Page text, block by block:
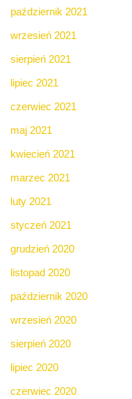
październik 2021
wrzesień 2021
sierpień 2021
lipiec 2021
czerwiec 2021
maj 2021
kwiecień 2021
marzec 2021
luty 2021
styczeń 2021
grudzień 2020
listopad 2020
październik 2020
wrzesień 2020
sierpień 2020
lipiec 2020
czerwiec 2020